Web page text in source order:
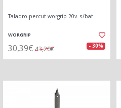
Taladro percut.worgrip 20v. s/bat
WORGRIP
30,39€ 43,20€ - 30%